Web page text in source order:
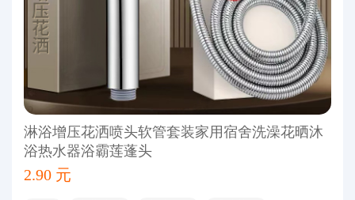
淋浴增压花洒喷头软管套装家用宿舍洗澡花晒沐
浴热水器浴霸莲蓬头
2.90 元